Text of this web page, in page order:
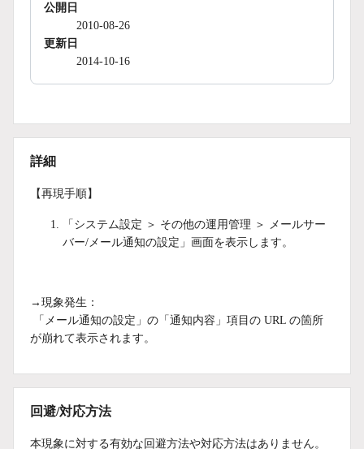
公開日
2010-08-26
更新日
2014-10-16
詳細
【再現手順】
「システム設定 ＞ その他の運用管理 ＞ メールサー
バー/メール通知の設定」画面を表示します。
→現象発生：
「メール通知の設定」の「通知内容」項目の URL の箇所
が崩れて表示されます。
回避/対応方法
本現象に対する有効な回避方法や対応方法はありません。